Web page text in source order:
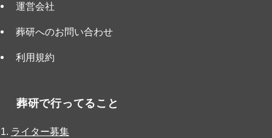
運営会社
葬研へのお問い合わせ
利用規約
葬研で行ってること
ライター募集